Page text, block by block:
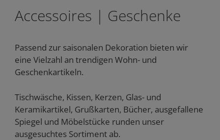
Accessoires | Geschenke
Passend zur saisonalen Dekoration bieten wir
eine Vielzahl an trendigen Wohn- und
Geschenkartikeln.
Tischwäsche, Kissen, Kerzen, Glas- und
Keramikartikel, Grußkarten, Bücher, ausgefallene
Spiegel und Möbelstücke runden unser
ausgesuchtes Sortiment ab.